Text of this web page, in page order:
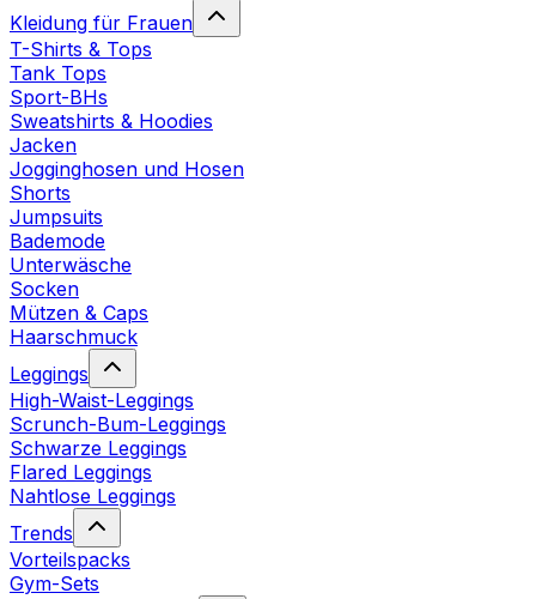
Kleidung für Frauen
T-Shirts & Tops
Tank Tops
Sport-BHs
Sweatshirts & Hoodies
Jacken
Jogginghosen und Hosen
Shorts
Jumpsuits
Bademode
Unterwäsche
Socken
Mützen & Caps
Haarschmuck
Leggings
High-Waist-Leggings
Scrunch-Bum-Leggings
Schwarze Leggings
Flared Leggings
Nahtlose Leggings
Trends
Vorteilspacks
Gym-Sets